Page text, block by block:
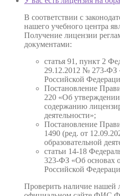
В соответствии с
нашего учебного центра
Получение лицензии
документами:
статья 91, пункт 2
29.12.2012 № 273-ФЗ
Российской
Постановление
220 «Об
содержанию
деятельности»;
Постановление
1490 (ред. от
образовательной
статьи 14-18
323-ФЗ «Об основах
Российской
Проверить наличие нашей